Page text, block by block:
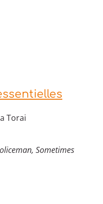
Torai
Sometimes